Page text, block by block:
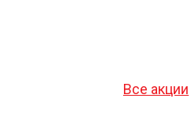
Все акции